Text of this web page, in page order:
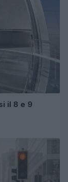
il 8 e 9